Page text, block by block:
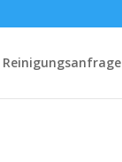
Reinigungsanfrage